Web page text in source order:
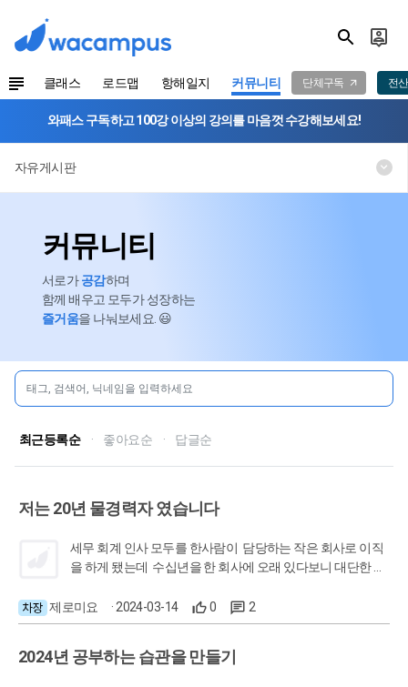
클래스 로드맵 항해일지 커뮤니티 단체구독 전
와패스 구독하고 100강 이상의 강의를 마음껏 수강해보세요!
자유게시판
커뮤니티
서로가공감하며
함께 배우고 모두가 성장하는
즐거움을 나눠보세요. 😃
최근등록순 · 좋아요순 · 답글순
저는 20년 물경력자 였습니다
세무 회계 인사 모두를 한사람이 담당하는 작은 회사로 이직
을 하게 됐는데 수십년을 한 회사에 오래 있다보니 대단한 경
다 업무를 인계 해 주실 분도 없고 체계도 없는 회사라 몇달 학
원에서 세무 회계를 공부 하고 오긴 했지만 실무에서 어려움
로그램/자기개발 다양하게 구분 되어 있는 커리큘럼을 무작
제로미요 · 2024-03-14 0 2
2024년 공부하는 습관을 만들기